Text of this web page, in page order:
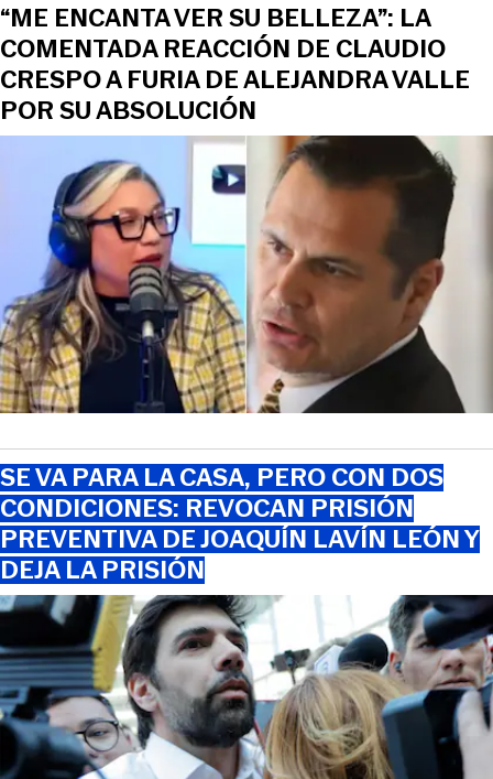
“ME ENCANTA VER SU BELLEZA”: LA
COMENTADA REACCIÓN DE CLAUDIO
CRESPO A FURIA DE ALEJANDRA VALLE
POR SU ABSOLUCIÓN
SE VA PARA LA CASA, PERO CON DOS
CONDICIONES: REVOCAN PRISIÓN
PREVENTIVA DE JOAQUÍN LAVÍN LEÓN Y
DEJA LA PRISIÓN